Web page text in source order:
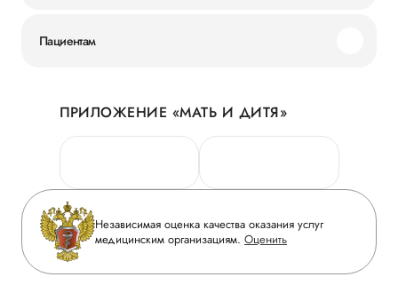
Новости
Руководство
Сотрудничество
Инвесторам
Журнал «Мать и дитя»
Вакансии
Пациентам
Личный кабинет
Персональные данные
Горячая линия качества
Вопрос-ответ
Приложение пациента
Статьи
ПРИЛОЖЕНИЕ «МАТЬ И ДИТЯ»
Независимая оценка качества оказания услуг
медицинским организациям. Оценить